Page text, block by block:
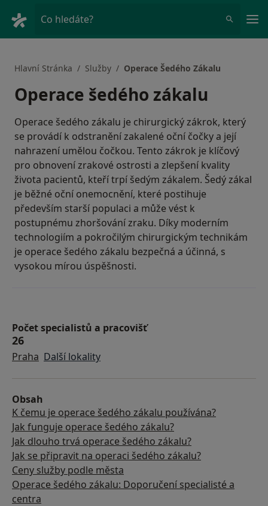
Co hledáte?
Hlavní Stránka Služby Operace Šedého Zákalu
Operace šedého zákalu
Operace šedého zákalu je chirurgický zákrok, který
se provádí k odstranění zakalené oční čočky a její
nahrazení umělou čočkou. Tento zákrok je klíčový
pro obnovení zrakové ostrosti a zlepšení kvality
života pacientů, kteří trpí šedým zákalem. Šedý zákal
je běžné oční onemocnění, které postihuje
především starší populaci a může vést k
postupnému zhoršování zraku. Díky moderním
technologiím a pokročilým chirurgickým technikám
je operace šedého zákalu bezpečná a účinná, s
vysokou mírou úspěšnosti.
Počet specialistů a pracovišť
26
Praha Další lokality
Obsah
K čemu je operace šedého zákalu používána?
Jak funguje operace šedého zákalu?
Jak dlouho trvá operace šedého zákalu?
Jak se připravit na operaci šedého zákalu?
Ceny služby podle města
Operace šedého zákalu: Doporučení specialisté a
centra